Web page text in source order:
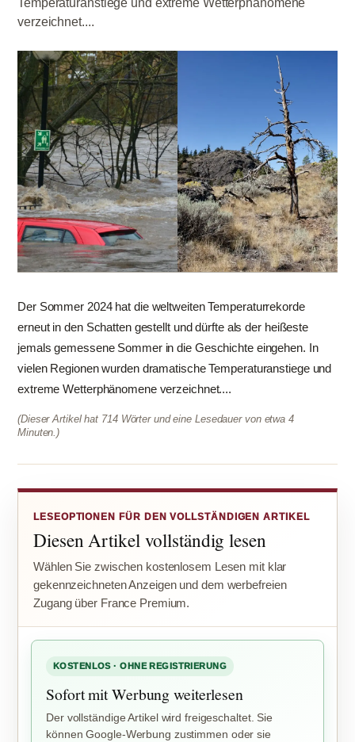
Temperaturanstiege und extreme Wetterphänomene
verzeichnet....
Der Sommer 2024 hat die weltweiten Temperaturrekorde
erneut in den Schatten gestellt und dürfte als der heißeste
jemals gemessene Sommer in die Geschichte eingehen. In
vielen Regionen wurden dramatische Temperaturanstiege und
extreme Wetterphänomene verzeichnet....
(Dieser Artikel hat 714 Wörter und eine Lesedauer von etwa 4
Minuten.)
LESEOPTIONEN FÜR DEN VOLLSTÄNDIGEN ARTIKEL
Diesen Artikel vollständig lesen
Wählen Sie zwischen kostenlosem Lesen mit klar
gekennzeichneten Anzeigen und dem werbefreien
Zugang über France Premium.
KOSTENLOS · OHNE REGISTRIERUNG
Sofort mit Werbung weiterlesen
Der vollständige Artikel wird freigeschaltet. Sie
können Google-Werbung zustimmen oder sie